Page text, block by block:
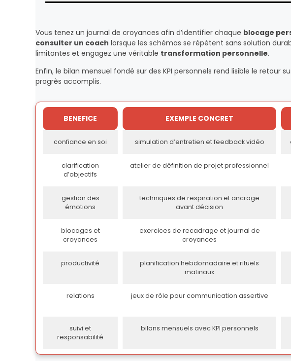
Vous tenez un journal de croyances afin d’identifier chaque blocage
consulter un coach lorsque les schémas se répètent sans solution
limitantes et engagez une véritable transformation personnelle.
Enfin, le bilan mensuel fondé sur des KPI personnels rend lisible le retour
progrès accomplis.
BENEFICE EXEMPLE CONCRET
confiance en soi simulation d’entretien et feedback vidéo
clarification
d’objectifs
atelier de définition de projet professionnel
gestion des
émotions
techniques de respiration et ancrage
avant décision
blocages et
croyances
exercices de recadrage et journal de
croyances
productivité
planification hebdomadaire et rituels
matinaux
relations jeux de rôle pour communication assertive
suivi et
responsabilité
bilans mensuels avec KPI personnels